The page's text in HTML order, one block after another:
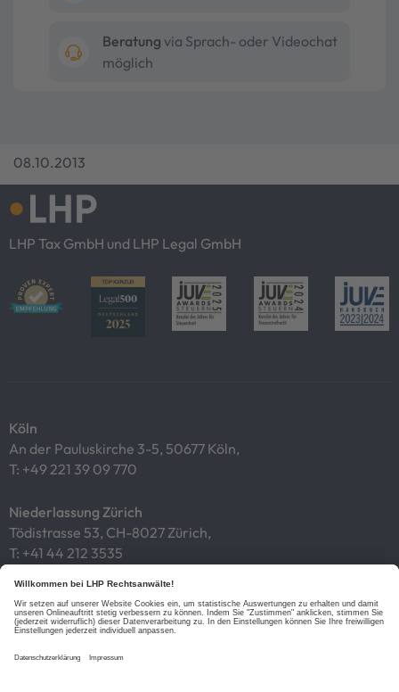
Beratung via Sprach- oder Videochat
möglich
08.10.2013
LHP Tax GmbH und LHP Legal GmbH
Köln
An der Pauluskirche 3-5, 50677 Köln,
T: +49 221 39 09 770
Niederlassung Zürich
Tödistrasse 53, CH-8027 Zürich,
T: +41 44 212 3535